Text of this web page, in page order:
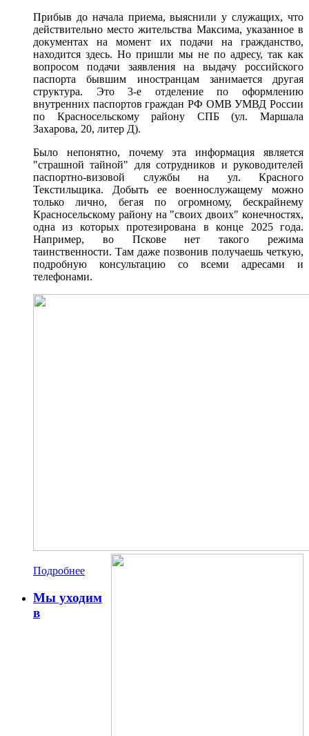
Прибыв до начала приема, выяснили у служащих, что
действительно место жительства Максима, указанное в
документах на момент их подачи на гражданство,
находится здесь. Но пришли мы не по адресу, так как
вопросом подачи заявления на выдачу российского
паспорта бывшим иностранцам занимается другая
структура. Это 3-е отделение по оформлению
внутренних паспортов граждан РФ ОМВ УМВД России
по Красносельскому району СПБ (ул. Маршала
Захарова, 20, литер Д).
Было непонятно, почему эта информация является
"страшной тайной" для сотрудников и руководителей
паспортно-визовой службы на ул. Красного
Текстильщика. Добыть ее военнослужащему можно
только лично, бегая по огромному, бескрайнему
Красносельскому району на "своих двоих" конечностях,
одна из которых протезирована в конце 2025 года.
Например, во Пскове нет такого режима
таинственности. Там даже позвонив получаешь четкую,
подробную консультацию со всеми адресами и
телефонами.
Подробнее
Мы уходим
в